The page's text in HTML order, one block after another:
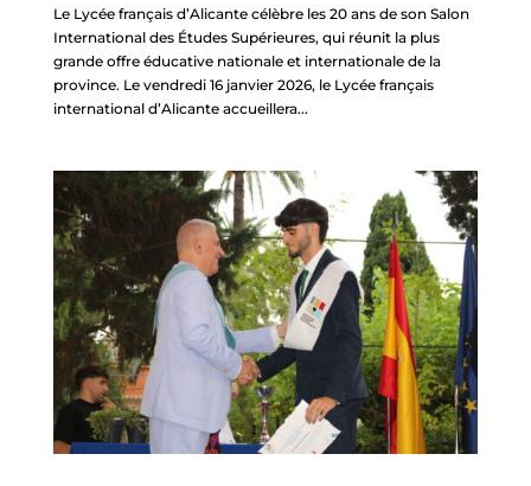
Le Lycée français d’Alicante célèbre les 20 ans de son Salon
International des Études Supérieures, qui réunit la plus
grande offre éducative nationale et internationale de la
province. Le vendredi 16 janvier 2026, le Lycée français
international d’Alicante accueillera...